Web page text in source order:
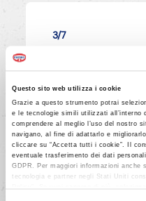
Questo sito web utilizza i cookie
Grazie a questo strumento potrai
e le tecnologie simili utilizzati
comprendere al meglio l’uso del nostro
navigano, al fine di adattarlo e
cliccare su “Accetta tutti i cookie”. Il
eventuale trasferimento dei dati
GDPR. Per maggiori informazioni
tecnologia e partner negli Stati Uniti
3/7
LIEVITO PANE
Montare a
albumi con lo